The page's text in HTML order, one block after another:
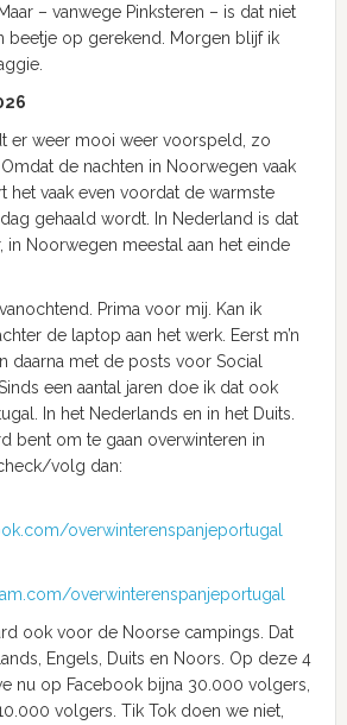
– vanwege Pinksteren – is dat niet
beetje op gerekend. Morgen blijf ik
er weer mooi weer voorspeld, zo
de nachten in Noorwegen vaak
het vaak even voordat de warmste
gehaald wordt. In Nederland is dat
in Noorwegen meestal aan het einde
Prima voor mij. Kan ik
de laptop aan het werk. Eerst m’n
daarna met de posts voor Social
een aantal jaren doe ik dat ook
In het Nederlands en in het Duits.
bent om te gaan overwinteren in
volg dan:
overwinterenspanjeportugal
overwinterenspanjeportugal
ook voor de Noorse campings. Dat
Engels, Duits en Noors. Op deze 4
nu op Facebook bijna 30.000 volgers,
volgers. Tik Tok doen we niet,